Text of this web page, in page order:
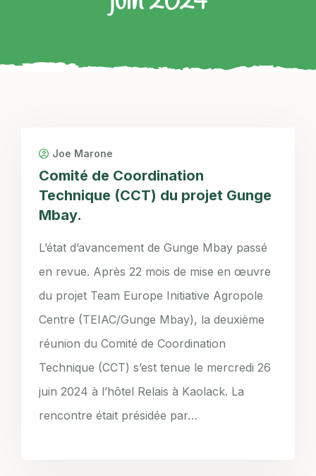
Joe Marone
Comité de Coordination
Technique (CCT) du projet Gunge
Mbay.
L’état d’avancement de Gunge Mbay passé
en revue. Après 22 mois de mise en œuvre
du projet Team Europe Initiative Agropole
Centre (TEIAC/Gunge Mbay), la deuxième
réunion du Comité de Coordination
Technique (CCT) s’est tenue le mercredi 26
juin 2024 à l’hôtel Relais à Kaolack. La
rencontre était présidée par…